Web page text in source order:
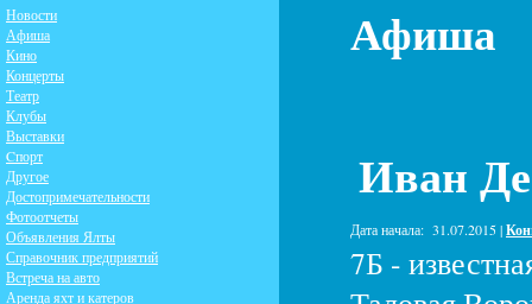
Афиша
Иван
Дата начала: 31.07.2015 |
7Б -
Новости
Афиша
Кино
Концерты
Театр
Клубы
Выставки
Cпорт
Другое
Достопримечательности
Фотоотчеты
Объявления Ялты
Справочник предприятий
Встреча на авто
Аренда яхт и катеров